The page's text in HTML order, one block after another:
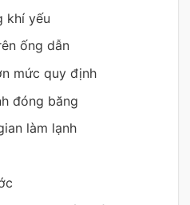
khí yếu
ống dẫn
mức quy định
đóng băng
làm lạnh